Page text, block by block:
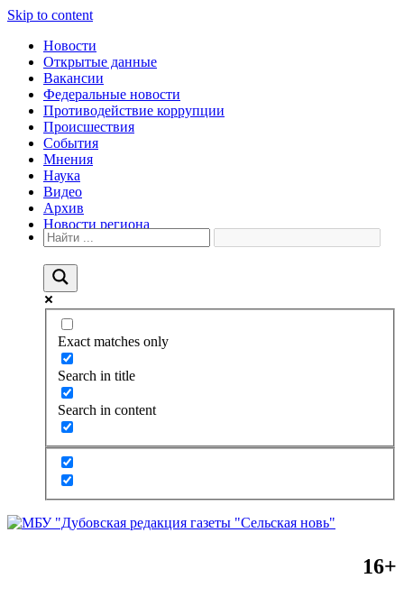
Skip to content
Новости
Открытые данные
Вакансии
Федеральные новости
Противодействие коррупции
Происшествия
События
Мнения
Наука
Видео
Архив
Новости региона
Exact matches only
Search in title
Search in content
16+